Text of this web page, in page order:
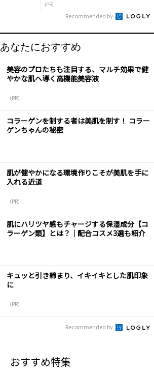
(PR)
Recommended by
あなたにおすすめ
美容のプロたちも注目する、マルチ効果で健
やかな肌へ導く高機能美容液
（PR）
コラーゲンを制する者は美肌を制す！ コラー
ゲンちゃんの秘密
肌が健やかになる環境作りこそが美肌を手に
入れる近道
（PR）
肌にハリツヤ感もチャージする保湿成分【コ
ラーゲン類】とは？｜配合コスメ3選も紹介
キュッと引き締まり、イキイキとした肌印象
に
（PR）
Recommended by
おすすめ特集